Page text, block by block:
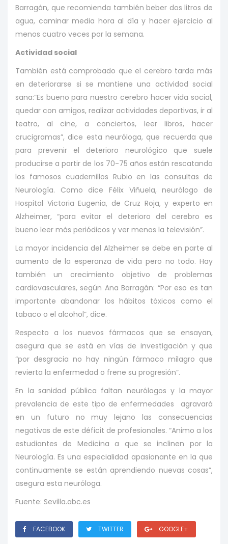
Barragán, que recomienda también beber dos litros de
agua, caminar media hora al día y hacer ejercicio al
menos cuatro veces por la semana.
Actividad social
También está comprobado que el cerebro tarda más
en deteriorarse si se mantiene una actividad social
sana:”Es bueno para nuestro cerebro hacer vida social,
quedar con amigos, realizar actividades deportivas, ir al
teatro, al cine, a conciertos, leer libros, hacer
crucigramas”, dice esta neuróloga, que recuerda que
para prevenir el deterioro neurológico que suele
producirse a partir de los 70-75 años están rescatando
los famosos cuadernillos Rubio en las consultas de
Neurología. Como dice Félix Viñuela, neurólogo de
Hospital Victoria Eugenia, de Cruz Roja, y experto en
Alzheimer, “para evitar el deterioro del cerebro es
bueno leer más periódicos y ver menos la televisión”.
La mayor incidencia del Alzheimer se debe en parte al
aumento de la esperanza de vida pero no todo. Hay
también un crecimiento objetivo de problemas
cardiovasculares, según Ana Barragán: “Por eso es tan
importante abandonar los hábitos tóxicos como el
tabaco o el alcohol”, dice.
Respecto a los nuevos fármacos que se ensayan,
asegura que se está en vías de investigación y que
“por desgracia no hay ningún fármaco milagro que
revierta la enfermedad o frene su progresión”.
En la sanidad pública faltan neurólogos y la mayor
prevalencia de este tipo de enfermedades agravará
en un futuro no muy lejano las consecuencias
negativas de este déficit de profesionales. “Animo a los
estudiantes de Medicina a que se inclinen por la
Neurología. Es una especialidad apasionante en la que
continuamente se están aprendiendo nuevas cosas”,
asegura esta neuróloga.
Fuente: Sevilla.abc.es
FACEBOOK TWITTER GOOGLE+